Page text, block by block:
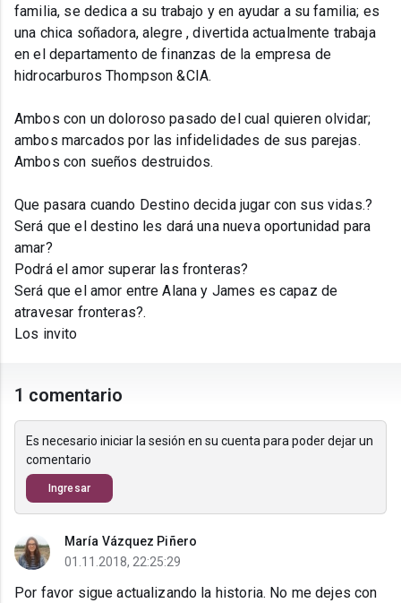
familia, se dedica a su trabajo y en ayudar a su familia; es
una chica soñadora, alegre , divertida actualmente trabaja
en el departamento de finanzas de la empresa de
hidrocarburos Thompson &CIA.
Ambos con un doloroso pasado del cual quieren olvidar;
ambos marcados por las infidelidades de sus parejas.
Ambos con sueños destruidos.
Que pasara cuando Destino decida jugar con sus vidas.?
Será que el destino les dará una nueva oportunidad para
amar?
Podrá el amor superar las fronteras?
Será que el amor entre Alana y James es capaz de
atravesar fronteras?.
Los invito
1 comentario
Es necesario iniciar la sesión en su cuenta para poder dejar un
comentario
Ingresar
María Vázquez Piñero
01.11.2018, 22:25:29
Por favor sigue actualizando la historia. No me dejes con